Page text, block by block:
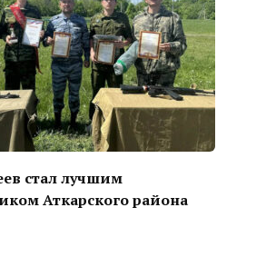
стал лучшим
Аткарского района